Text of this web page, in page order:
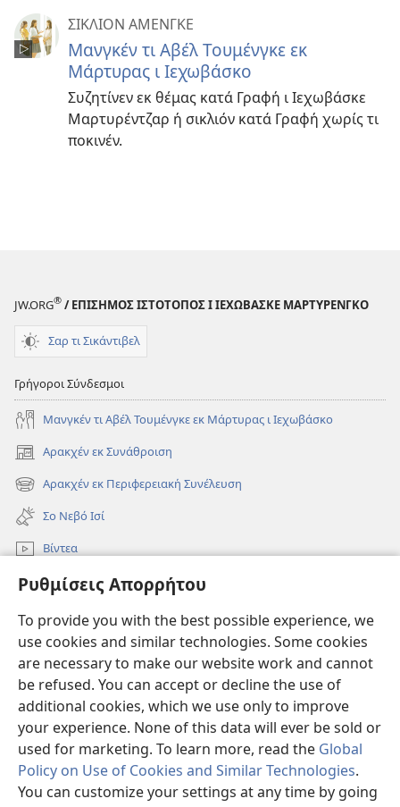
Ρυθμίσεις Απορρήτου
To provide you with the best possible experience, we
use cookies and similar technologies. Some cookies
are necessary to make our website work and cannot
be refused. You can accept or decline the use of
additional cookies, which we use only to improve
your experience. None of this data will ever be sold or
used for marketing. To learn more, read the Global
Policy on Use of Cookies and Similar Technologies.
You can customize your settings at any time by going
ΣΙΚΛΙΟΝ ΑΜΕΝΓΚΕ
Μανγκέν τι Αβέλ Τουμένγκε εκ
Μάρτυρας ι Ιεχωβάσκο
Συζητίνεν εκ θέμας κατά Γραφή ι Ιεχωβάσκε
Μαρτυρέντζαρ ή σικλιόν κατά Γραφή χωρίς τι
ποκινέν.
JW.ORG® / ΕΠΙΣΗΜΟΣ ΙΣΤΟΤΟΠΟΣ Ι ΙΕΧΩΒΑΣΚΕ ΜΑΡΤΥΡΕΝΓΚΟ
Σαρ τι Σικάντιβελ
Γρήγοροι Σύνδεσμοι
Μανγκέν τι Αβέλ Τουμένγκε εκ Μάρτυρας ι Ιεχωβάσκο
Αρακχέν εκ Συνάθροιση
(ανοίγει
νέο
παράθυρο)
Αρακχέν εκ Περιφερειακή Συνέλευση
(ανοίγει
νέο
παράθυρο)
Σο Νεβό Ισί
Βίντεα
Ρόντεν
Συνεισφορές
(ανοίγει
νέο
παράθυρο)Σκοπιά ΒΙΒΛΙΟΘΗΚΗ ΚΟ ΙΝΤΕΡΝΕΤ™
(ανοίγει
νέο
JW Hub ®
(ανοίγει
νέο
παράθυρο)